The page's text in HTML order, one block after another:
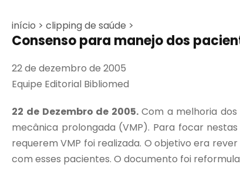
início > clipping de saúde >
Consenso para manejo dos
22 de dezembro de 2005
Equipe Editorial Bibliomed
22 de Dezembro de 2005. Com a melhoria
mecânica prolongada (VMP). Para focar
requerem VMP foi realizada. O objetivo era
com esses pacientes. O documento foi